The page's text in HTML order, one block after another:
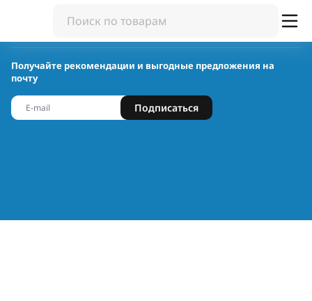
Получайте рекомендации и выгодные предложения на
почту
Подписаться